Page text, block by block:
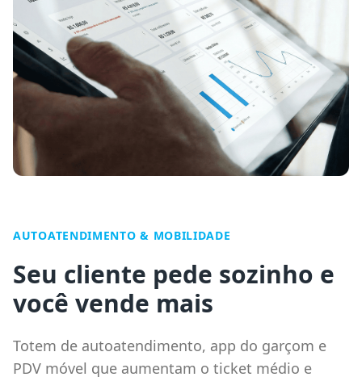
AUTOATENDIMENTO & MOBILIDADE
Seu cliente pede sozinho e
você vende mais
Totem de autoatendimento, app do garçom e
PDV móvel que aumentam o ticket médio e